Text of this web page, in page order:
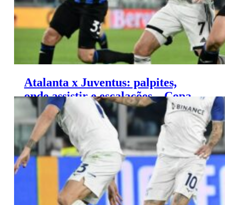
Atalanta x Juventus: palpites,
onde assistir e escalações – Copa
da Itália (15/05)